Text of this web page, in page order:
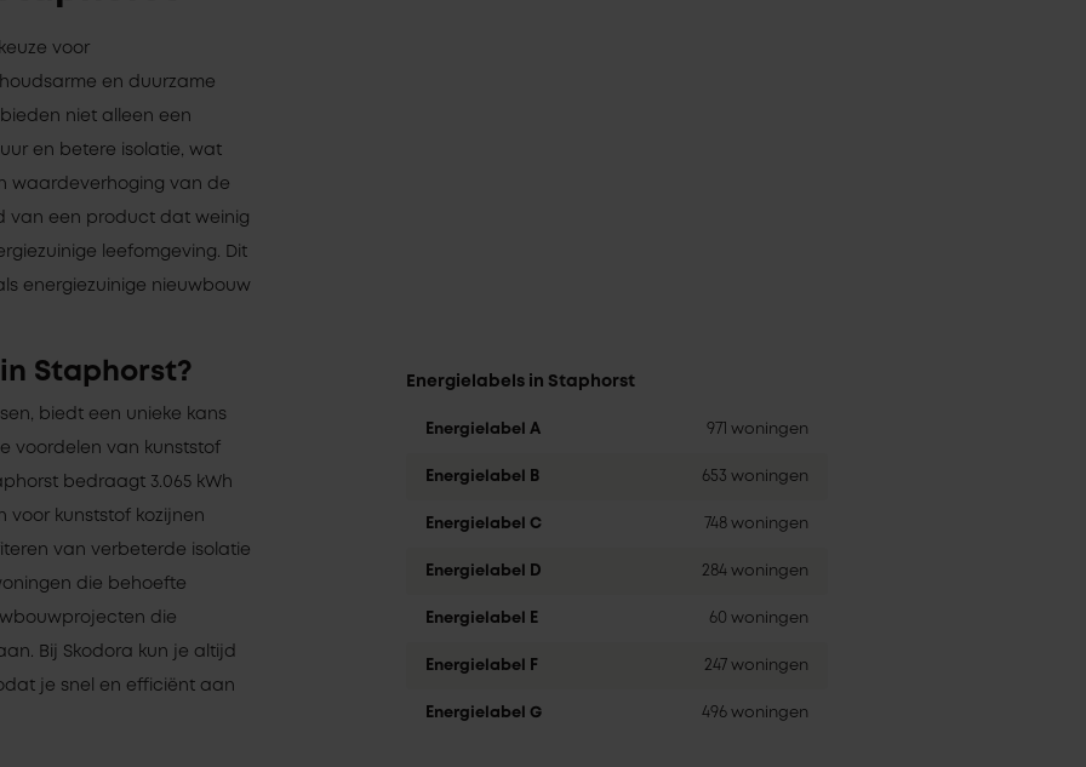
voor
en duurzame
niet alleen een
en betere isolatie, wat
waardeverhoging van de
van een product dat weinig
leefomgeving. Dit
energiezuinige nieuwbouw
Staphorst?
biedt een unieke kans
voordelen van kunststof
bedraagt 3.065 kWh
voor kunststof kozijnen
van verbeterde isolatie
die behoefte
die
Bij Skodora kun je altijd
je snel en efficiënt aan
Energielabels in Staphorst
Energielabel A 971 woningen
Energielabel B 653 woningen
Energielabel C 748 woningen
Energielabel D 284 woningen
Energielabel E 60 woningen
Energielabel F 247 woningen
Energielabel G 496 woningen